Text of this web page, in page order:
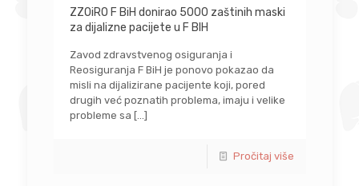
ZZOiRO F BiH donirao 5000 zaštinih maski
za dijalizne pacijete u F BIH
Zavod zdravstvenog osiguranja i
Reosiguranja F BiH je ponovo pokazao da
misli na dijalizirane pacijente koji, pored
drugih već poznatih problema, imaju i velike
probleme sa […]
Pročitaj više